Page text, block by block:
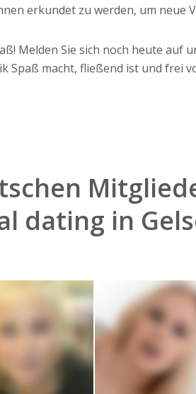
erkundet zu werden, um neue
Melden Sie sich noch heute auf
Spaß macht, fließend ist und frei
dating in